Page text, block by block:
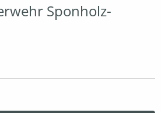
Sponholz-